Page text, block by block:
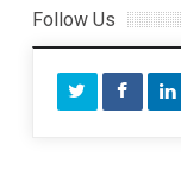
r
e
s
Follow Us